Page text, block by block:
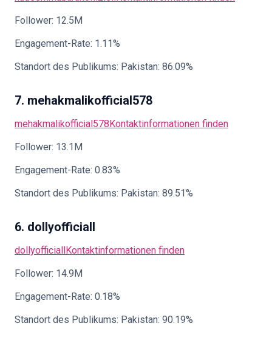
Follower: 12.5M
Engagement-Rate: 1.11%
Standort des Publikums: Pakistan: 86.09%
7. mehakmalikofficial578
mehakmalikofficial578Kontaktinformationen finden
Follower: 13.1M
Engagement-Rate: 0.83%
Standort des Publikums: Pakistan: 89.51%
6. dollyofficiall
dollyofficiallKontaktinformationen finden
Follower: 14.9M
Engagement-Rate: 0.18%
Standort des Publikums: Pakistan: 90.19%